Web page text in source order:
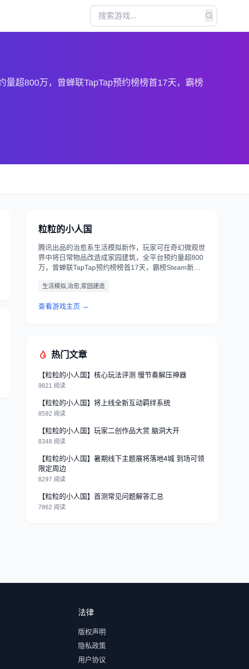
超800万，曾蝉联TapTap预约榜榜首17天，霸榜
粒粒的小人国
腾讯出品的治愈系生活模拟新作，玩家可在奇幻微观世
界中将日常物品改造成家园建筑，全平台预约量超800
万，曾蝉联TapTap预约榜榜首17天，霸榜Steam新游
圆满落幕。
生活模拟,治愈,家园建造
查看游戏主页 →
热门文章
【粒粒的小人国】核心玩法评测 慢节奏解压神器
9821 阅读
【粒粒的小人国】将上线全新互动羁绊系统
8592 阅读
【粒粒的小人国】玩家二创作品大赏 脑洞大开
8348 阅读
【粒粒的小人国】暑期线下主题展将落地4城 到场可领
限定周边
8297 阅读
【粒粒的小人国】首测常见问题解答汇总
7862 阅读
法律
版权声明
隐私政策
用户协议